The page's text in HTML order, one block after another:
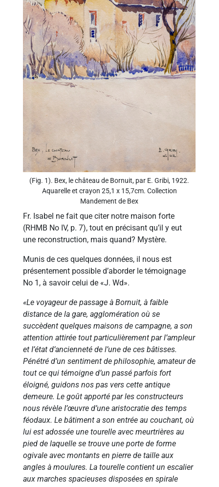
(Fig. 1). Bex, le château de Bornuit, par E. Gribi, 1922.
Aquarelle et crayon 25,1 x 15,7cm. Collection
Mandement de Bex
Fr. Isabel ne fait que citer notre maison forte
(RHMB No IV, p. 7), tout en précisant qu’il y eut
une reconstruction, mais quand? Mystère.
Munis de ces quelques données, il nous est
présentement possible d’aborder le témoignage
No 1, à savoir celui de «J. Wd».
«Le voyageur de passage à Bornuit, à faible
distance de la gare, agglomération où se
succèdent quelques maisons de campagne, a son
attention attirée tout particulièrement par l’ampleur
et I’état d’ancienneté de l’une de ces bâtisses.
Pénétré d’un sentiment de philosophie, amateur de
tout ce qui témoigne d’un passé parfois fort
éloigné, guidons nos pas vers cette antique
demeure. Le goût apporté par les constructeurs
nous révèle I’œuvre d’une aristocratie des temps
féodaux. Le bâtiment a son entrée au couchant, où
lui est adossée une tourelle avec meurtrières au
pied de laquelle se trouve une porte de forme
ogivale avec montants en pierre de taille aux
angles à moulures. La tourelle contient un escalier
aux marches spacieuses disposées en spirale